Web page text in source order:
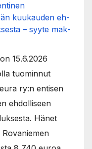
kuu­kau­den eh­
– syyte mak­
15.6.2026
tuominnut
ry:n entisen
ehdolliseen
Hänet